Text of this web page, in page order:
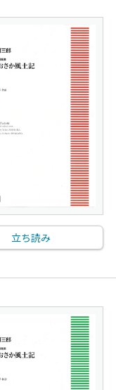
立ち読み